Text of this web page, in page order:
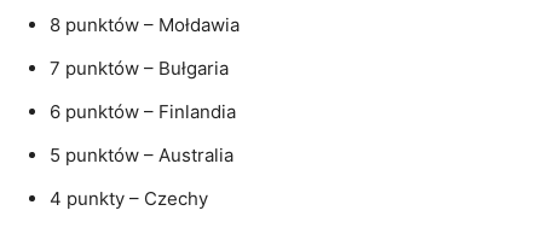
8 punktów – Mołdawia
7 punktów – Bułgaria
6 punktów – Finlandia
5 punktów – Australia
4 punkty – Czechy